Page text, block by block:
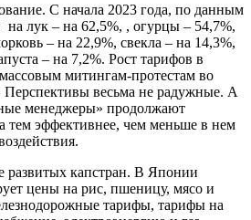
С начала 2023 года, по данным
лук – на 62,5%, , огурцы – 54,7%,
– на 22,9%, свекла – на 14,3%,
– на 7,2%. Рост тарифов в
митингам-протестам во
Перспективы весьма не радужные. А
менеджеры» продолжают
тем эффективнее, чем меньше в нем
развитых капстран. В Японии
цены на рис, пшеницу, мясо и
тарифы, тарифы на